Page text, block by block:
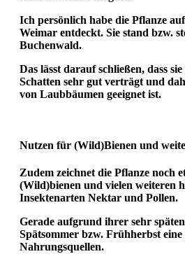
Ich persönlich habe die Pflanze
Weimar entdeckt. Sie stand bzw.
Buchenwald.
Das lässt darauf schließen, dass
Schatten sehr gut verträgt und
von Laubbäumen geeignet ist.
Nutzen für (Wild)Bienen und
Zudem zeichnet die Pflanze noch
(Wild)bienen und vielen weiteren
Insektenarten Nektar und Pollen.
Gerade aufgrund ihrer sehr
Spätsommer bzw. Frühherbst eine
Nahrungsquellen.